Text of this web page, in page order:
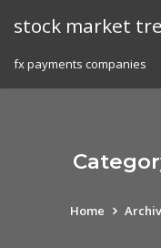
stock market
fx payments companies
Home